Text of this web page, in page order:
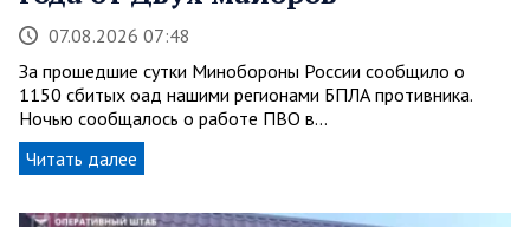
07.08.2026 07:48
За прошедшие сутки Минобороны России сообщило о
1150 сбитых оад нашими регионами БПЛА противника.
Ночью сообщалось о работе ПВО в…
Читать далее